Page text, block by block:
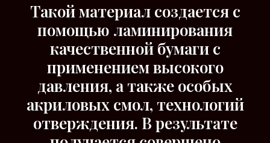
Такой материал создается с
помощью ламинирования
качественной бумаги с
применением высокого
давления, а также особых
акриловых смол, технологий
отверждения. В результате